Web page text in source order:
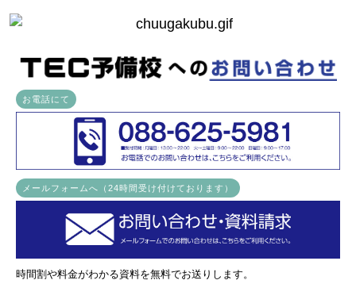
お電話にて
メールフォームへ（24時間受け付けております）
時間割や料金がわかる資料を無料でお送りします。